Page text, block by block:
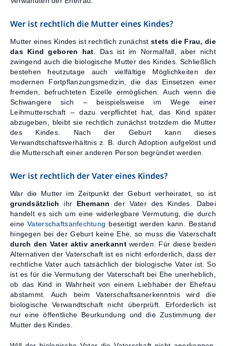
Wer ist rechtlich die Mutter eines Kindes?
Mutter eines Kindes ist rechtlich zunächst stets die Frau, die
das Kind geboren hat . Das ist im Normalfall, aber nicht
zwingend auch die biologische Mutter des Kindes. Schließlich
bestehen heutzutage auch vielfältige Möglichkeiten der
modernen Fortpflanzungsmedizin, die das Einsetzen einer
fremden, befruchteten Eizelle ermöglichen. Auch wenn die
Schwangere sich – beispielsweise im Wege einer
Leihmutterschaft – dazu verpflichtet hat, das Kind später
abzugeben, bleibt sie rechtlich zunächst trotzdem die Mutter
des Kindes. Nach der Geburt kann dieses
Verwandtschaftsverhältnis z. B. durch Adoption aufgelöst und
die Mutterschaft einer anderen Person begründet werden.
Wer ist rechtlich der Vater eines Kindes?
War die Mutter im Zeitpunkt der Geburt verheiratet, so ist
grundsätzlich
ihr Ehemann
der Vater des Kindes. Dabei
handelt es sich um eine widerlegbare Vermutung, die durch
eineVaterschaftsanfechtung beseitigt werden kann. Bestand
hingegen bei der Geburt keine Ehe, so muss die Vaterschaft
durch den Vater aktiv anerkanntwerden. Für diese beiden
Alternativen der Vaterschaft ist es nicht erforderlich, dass der
rechtliche Vater auch tatsächlich der biologische Vater ist. So
ist es für die Vermutung der Vaterschaft bei Ehe unerheblich,
ob das Kind in Wahrheit von einem Liebhaber der Ehefrau
abstammt. Auch beim Vaterschaftsanerkenntnis wird die
biologische Verwandtschaft nicht überprüft. Erforderlich ist
nur eine öffentliche Beurkundung und die Zustimmung der
Mutter des Kindes.